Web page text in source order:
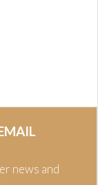
news and